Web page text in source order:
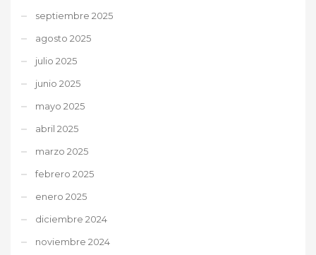
septiembre 2025
agosto 2025
julio 2025
junio 2025
mayo 2025
abril 2025
marzo 2025
febrero 2025
enero 2025
diciembre 2024
noviembre 2024